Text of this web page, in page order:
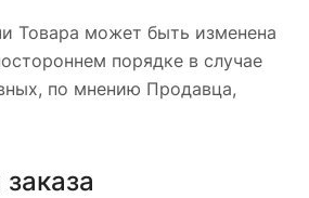
Товара может быть изменена
порядке в случае
по мнению Продавца,